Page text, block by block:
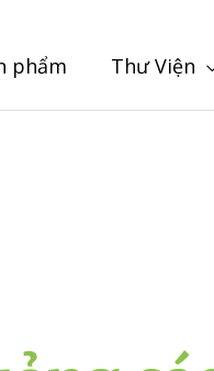
phẩm Thư Viện